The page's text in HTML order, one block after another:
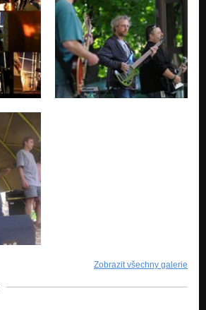
Zobrazit všechny galerie